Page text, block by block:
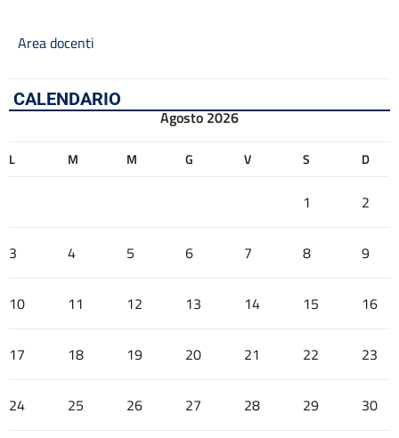
Area docenti
CALENDARIO
Agosto 2026
L M M G V S D
1 2
3 4 5 6 7 8 9
10 11 12 13 14 15 16
17 18 19 20 21 22 23
24 25 26 27 28 29 30